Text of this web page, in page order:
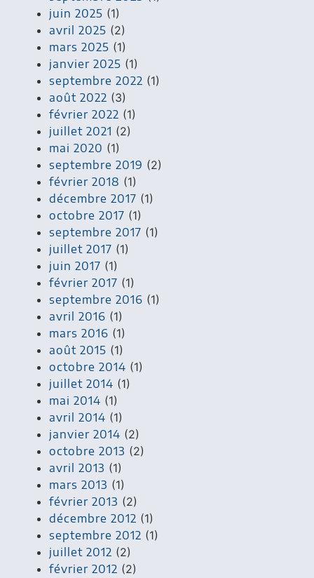
juin 2025 (1)
avril 2025 (2)
mars 2025 (1)
janvier 2025 (1)
septembre 2022 (1)
août 2022 (3)
février 2022 (1)
juillet 2021 (2)
mai 2020 (1)
septembre 2019 (2)
février 2018 (1)
décembre 2017 (1)
octobre 2017 (1)
septembre 2017 (1)
juillet 2017 (1)
juin 2017 (1)
février 2017 (1)
septembre 2016 (1)
avril 2016 (1)
mars 2016 (1)
août 2015 (1)
octobre 2014 (1)
juillet 2014 (1)
mai 2014 (1)
avril 2014 (1)
janvier 2014 (2)
octobre 2013 (2)
avril 2013 (1)
mars 2013 (1)
février 2013 (2)
décembre 2012 (1)
septembre 2012 (1)
juillet 2012 (2)
février 2012 (2)